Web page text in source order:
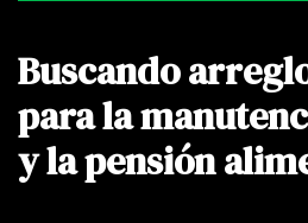
Buscando
para la
y la pensión